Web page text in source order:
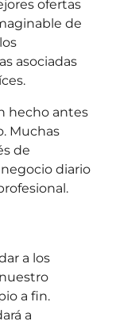
ofertas
de
asociadas
hecho antes
Muchas
de
diario
a los
a fin.
a